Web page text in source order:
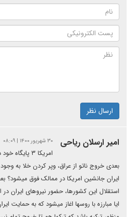
ارسال نظر
امیر ارسلان ریاحی ۳۰ شهریور ۱۴۰۰ | ۰۸:۰۹
امریکا ۳
بعدی خروج ناتو از عراق، وپر کردن خلا به
ایران جانشین امریکا در ممالک فوق میشود؟
استقلال این کشورها، حضور نیروهای ایران
ایا مبارزه با روسها اغاز میشود که به حمایت